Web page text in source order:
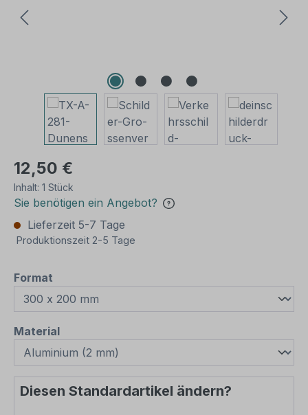
12,50 €
Inhalt: 1 Stück
Sie benötigen ein Angebot?
Lieferzeit 5-7 Tage
Produktionszeit 2-5 Tage
Format
Materialauswählen
Diesen Standardartikel ändern?